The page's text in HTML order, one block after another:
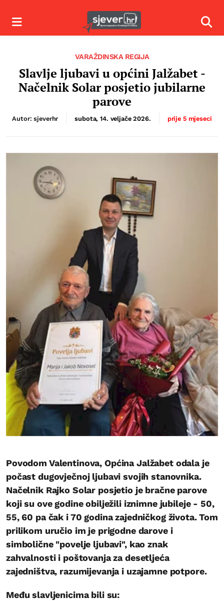
Izbornik
VARAŽDINSKA REGIJA
Slavlje ljubavi u općini Jalžabet -
Načelnik Solar posjetio jubilarne
parove
Autor: sjeverhr subota, 14. veljače 2026. prije 5 mjeseci
Povodom Valentinova, Općina Jalžabet odala je
počast dugovječnoj ljubavi svojih stanovnika.
Načelnik Rajko Solar posjetio je bračne parove
koji su ove godine obilježili iznimne jubileje - 50,
55, 60 pa čak i 70 godina zajedničkog života. Tom
prilikom uručio im je prigodne darove i
simbolične "povelje ljubavi", kao znak
zahvalnosti i poštovanja za desetljeća
zajedništva, razumijevanja i uzajamne potpore.
Među slavljenicima bili su: